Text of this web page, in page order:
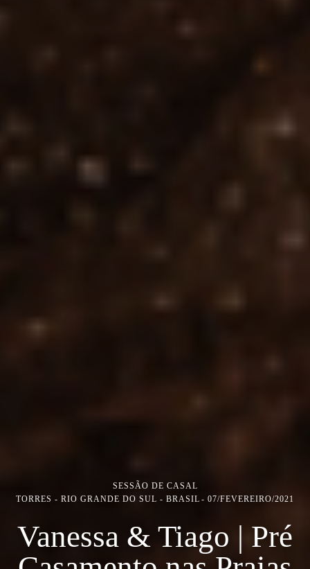
SESSÃO DE CASAL
TORRES - RIO GRANDE DO SUL - BRASIL
07/FEVEREIRO/2021
Vanessa & Tiago | Pré